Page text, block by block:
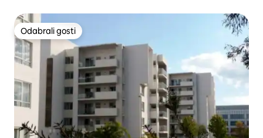
Odabrali gosti
Odabrali gosti